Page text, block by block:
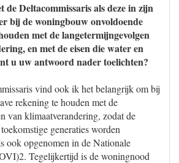
de Deltacommissaris als deze in zijn
bij de woningbouw onvoldoende
met de langetermijngevolgen
en met de eisen die water en
u uw antwoord nader toelichten?
vind ook ik het belangrijk om bij
rekening te houden met de
van klimaatverandering, zodat de
generaties worden
ook opgenomen in de Nationale
Tegelijkertijd is de woningnood